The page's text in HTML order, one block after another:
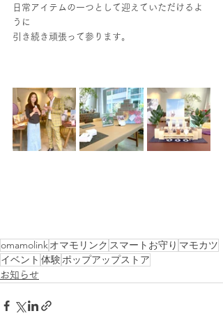
日常アイテムの一つとして迎えていただけるよ
うに
引き続き頑張って参ります。
omamolinkオマモリンク スマートお守り マモカツ
イベント 体験ポップアップストア
お知らせ